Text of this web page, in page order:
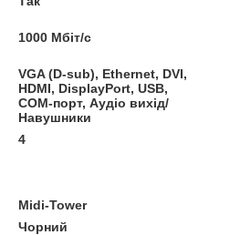
1000 Мбіт/с
VGA (D-sub), Ethernet, DVI,
HDMI, DisplayPort, USB,
COM-порт, Аудіо вихід/
Навушники
4
Midi-Tower
Чорний